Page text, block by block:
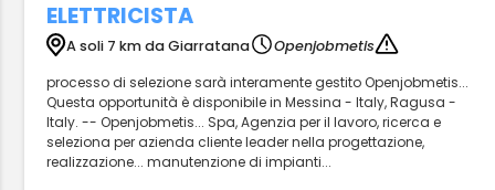
ELETTRICISTA
A soli 7 km da Giarratana
Openjobmetis
processo di selezione sarà interamente gestito Openjobmetis...
Questa opportunità è disponibile in Messina - Italy, Ragusa -
Italy. -- Openjobmetis... Spa, Agenzia per il lavoro, ricerca e
seleziona per azienda cliente leader nella progettazione,
realizzazione... manutenzione di impianti...